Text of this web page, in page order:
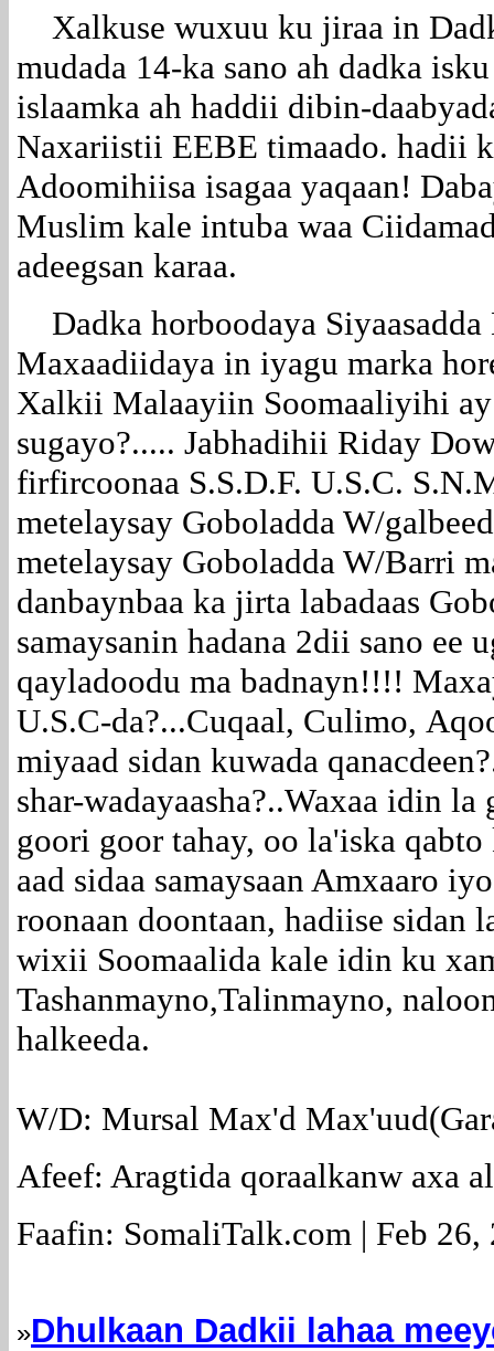
Xalkuse wuxuu ku jiraa in
mudada 14-ka sano ah dadka
islaamka ah haddii dibin-
Naxariistii EEBE timaado. hadii
Adoomihiisa isagaa yaqaan!
Muslim kale intuba waa
adeegsan karaa.
Dadka horboodaya
Maxaadiidaya in iyagu marka
Xalkii Malaayiin Soomaaliyihi
sugayo?..... Jabhadihii Riday
firfircoonaa S.S.D.F. U.S.C.
metelaysay Goboladda W/
metelaysay Goboladda W/Barri
danbaynbaa ka jirta labadaas
samaysanin hadana 2dii sano ee
qayladoodu ma badnayn!!!!
U.S.C-da?...Cuqaal, Culimo,
miyaad sidan kuwada
shar-wadayaasha?..Waxaa idin
goori goor tahay, oo la'iska
aad sidaa samaysaan Amxaaro
roonaan doontaan, hadiise sidan
wixii Soomaalida kale idin ku
Tashanmayno,Talinmayno,
halkeeda.
W/D: Mursal Max'd
Afeef: Aragtida qoraalkanw axa
Faafin: SomaliTalk.com | Feb 26,
»Dhulkaan Dadkii lahaa